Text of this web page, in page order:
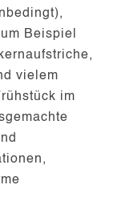
Beispiel
vielem
im